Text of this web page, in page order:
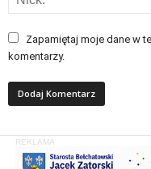
Zapamiętaj moje dane w
komentarzy.
REKLAMA